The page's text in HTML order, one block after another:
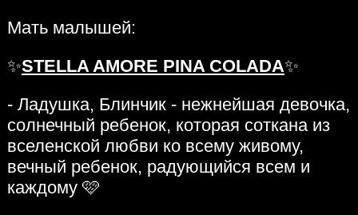
Мать малышей:
✨STELLA AMORE PINA COLADA✨
- Ладушка, Блинчик - нежнейшая девочка,
солнечный ребенок, которая соткана из
вселенской любви ко всему живому,
вечный ребенок, радующийся всем и
каждому 🩷